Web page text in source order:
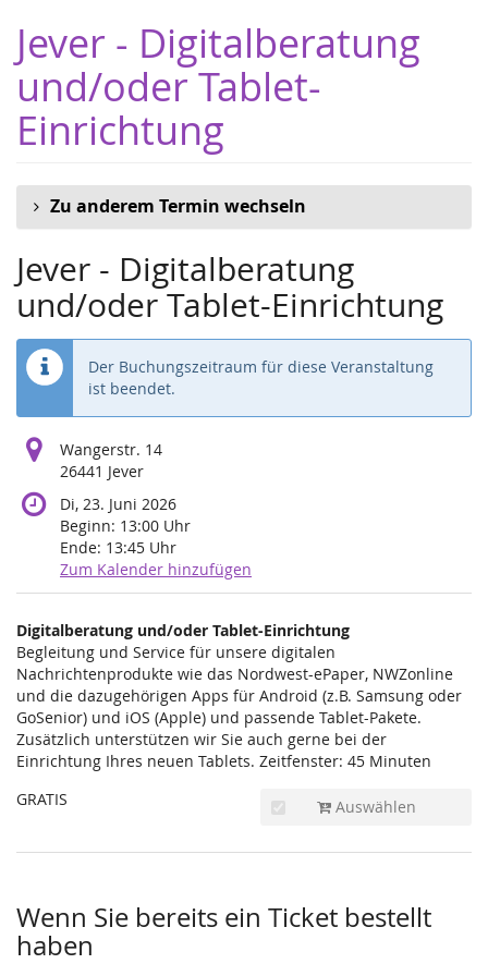
Haupt-
Inhalt
springen
Jever - Digitalberatung
und/oder Tablet-
Einrichtung
Zu anderem Termin wechseln
Jever - Digitalberatung
und/oder Tablet-Einrichtung
Der Buchungszeitraum für diese Veranstaltung
ist beendet.
Wangerstr. 14
26441 Jever
Di, 23. Juni 2026
Beginn: 13:00 Uhr
Ende: 13:45 Uhr
Zum Kalender hinzufügen
Produkte
Unkategorisierte
Produkte
Digitalberatung und/oder Tablet-Einrichtung
Begleitung und Service für unsere digitalen
Nachrichtenprodukte wie das Nordwest-ePaper, NWZonline
und die dazugehörigen Apps für Android (z.B. Samsung oder
GoSenior) und iOS (Apple) und passende Tablet-Pakete.
Zusätzlich unterstützen wir Sie auch gerne bei der
Einrichtung Ihres neuen Tablets. Zeitfenster: 45 Minuten
GRATIS
Auswählen
Wenn Sie bereits ein Ticket bestellt
haben